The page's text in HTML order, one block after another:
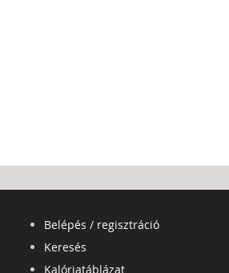
Belépés / regisztráció
Keresés
Kalóriatáblázat